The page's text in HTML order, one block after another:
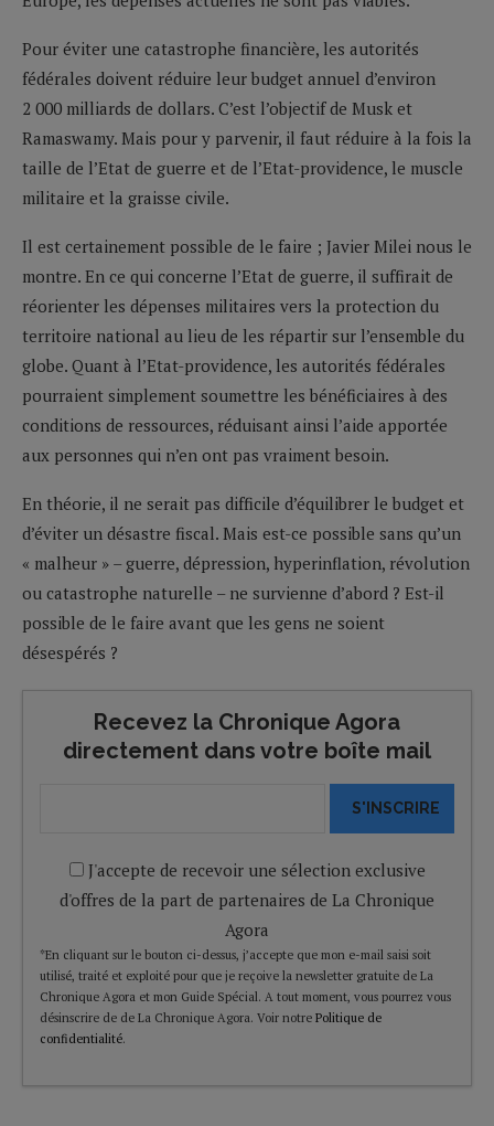
Pour éviter une catastrophe financière, les autorités
fédérales doivent réduire leur budget annuel d’environ
2 000 milliards de dollars. C’est l’objectif de Musk et
Ramaswamy. Mais pour y parvenir, il faut réduire à la fois la
taille de l’Etat de guerre et de l’Etat-providence, le muscle
militaire et la graisse civile.
Il est certainement possible de le faire ; Javier Milei nous le
montre. En ce qui concerne l’Etat de guerre, il suffirait de
réorienter les dépenses militaires vers la protection du
territoire national au lieu de les répartir sur l’ensemble du
globe. Quant à l’Etat-providence, les autorités fédérales
pourraient simplement soumettre les bénéficiaires à des
conditions de ressources, réduisant ainsi l’aide apportée
aux personnes qui n’en ont pas vraiment besoin.
En théorie, il ne serait pas difficile d’équilibrer le budget et
d’éviter un désastre fiscal. Mais est-ce possible sans qu’un
« malheur » – guerre, dépression, hyperinflation, révolution
ou catastrophe naturelle – ne survienne d’abord ? Est-il
possible de le faire avant que les gens ne soient
désespérés ?
Recevez la Chronique Agora
directement dans votre boîte mail
S'INSCRIRE
J'accepte de recevoir une sélection exclusive
d'offres de la part de partenaires de La Chronique
Agora
*En cliquant sur le bouton ci-dessus, j’accepte que mon e-mail saisi soit
utilisé, traité et exploité pour que je reçoive la newsletter gratuite de La
Chronique Agora et mon Guide Spécial. A tout moment, vous pourrez vous
désinscrire de de La Chronique Agora. Voir notre Politique de
confidentialité.